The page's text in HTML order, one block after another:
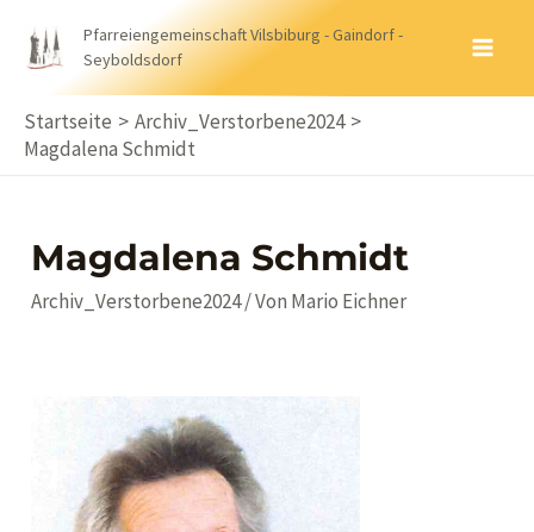
Inhalt
Pfarreiengemeinschaft Vilsbiburg - Gaindorf -
Seyboldsdorf
Startseite
Archiv_Verstorbene2024
Magdalena Schmidt
Magdalena Schmidt
Archiv_Verstorbene2024/ Von Mario Eichner